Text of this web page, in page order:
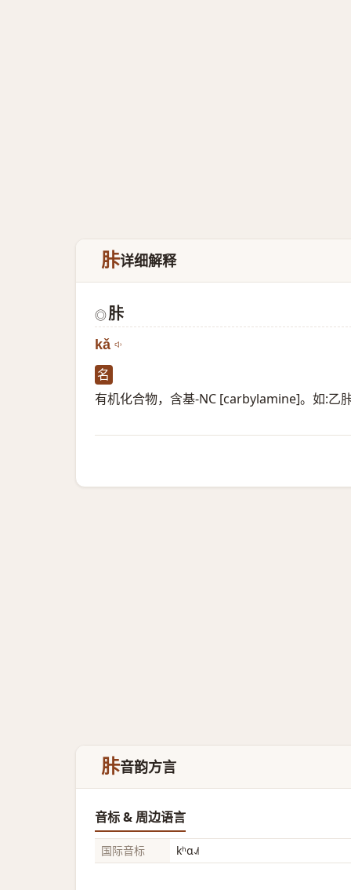
胩详细解释
◎胩
kǎ
名
有机化合物，含基-NC [carbylamine]。如:乙
胩音韵方言
音标 & 周边语言
国际音标 kʰɑ˨˩˦